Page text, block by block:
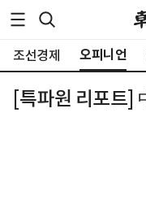
조선경제 오피니언
[특파원 리포트]